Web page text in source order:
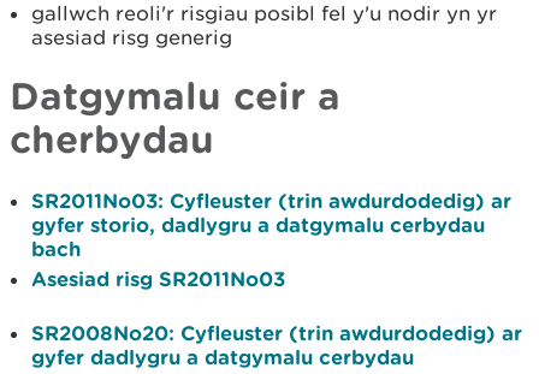
gallwch reoli'r risgiau posibl fel y'u nodir yn yr
asesiad risg generig
Datgymalu ceir a
cherbydau
SR2011No03: Cyfleuster (trin awdurdodedig) ar
gyfer storio, dadlygru a datgymalu cerbydau
bach
Asesiad risg SR2011No03
SR2008No20: Cyfleuster (trin awdurdodedig) ar
gyfer dadlygru a datgymalu cerbydau